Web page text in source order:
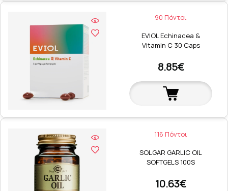
90 Πόντοι
EVIOL Echinacea &
Vitamin C 30 Caps
8.85€
116 Πόντοι
SOLGAR GARLIC OIL
SOFTGELS 100S
10.63€